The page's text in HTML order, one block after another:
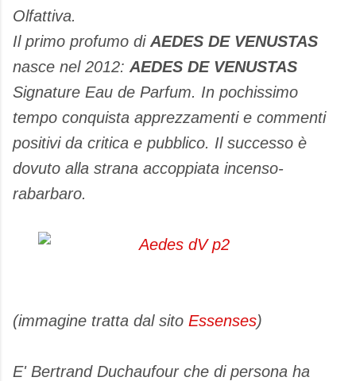
Olfattiva.
Il primo profumo di AEDES DE VENUSTAS
nasce nel 2012: AEDES DE VENUSTAS
Signature Eau de Parfum. In pochissimo
tempo conquista apprezzamenti e commenti
positivi da critica e pubblico. Il successo è
dovuto alla strana accoppiata incenso-
rabarbaro.
(immagine tratta dal sito Essenses)
E' Bertrand Duchaufour che di persona ha